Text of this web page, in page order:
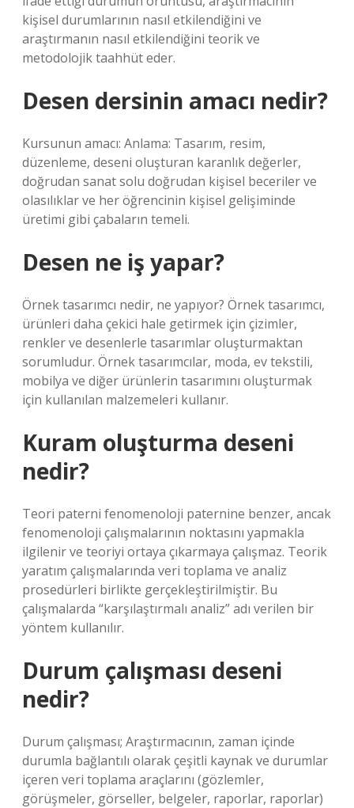
kişisel durumlarının nasıl etkilendiğini ve
araştırmanın nasıl etkilendiğini teorik ve
metodolojik taahhüt eder.
Desen dersinin amacı nedir?
Kursunun amacı: Anlama: Tasarım, resim,
düzenleme, deseni oluşturan karanlık değerler,
doğrudan sanat solu doğrudan kişisel beceriler ve
olasılıklar ve her öğrencinin kişisel gelişiminde
üretimi gibi çabaların temeli.
Desen ne iş yapar?
Örnek tasarımcı nedir, ne yapıyor? Örnek tasarımcı,
ürünleri daha çekici hale getirmek için çizimler,
renkler ve desenlerle tasarımlar oluşturmaktan
sorumludur. Örnek tasarımcılar, moda, ev tekstili,
mobilya ve diğer ürünlerin tasarımını oluşturmak
için kullanılan malzemeleri kullanır.
Kuram oluşturma deseni
nedir?
Teori paterni fenomenoloji paternine benzer, ancak
fenomenoloji çalışmalarının noktasını yapmakla
ilgilenir ve teoriyi ortaya çıkarmaya çalışmaz. Teorik
yaratım çalışmalarında veri toplama ve analiz
prosedürleri birlikte gerçekleştirilmiştir. Bu
çalışmalarda “karşılaştırmalı analiz” adı verilen bir
yöntem kullanılır.
Durum çalışması deseni
nedir?
Durum çalışması; Araştırmacının, zaman içinde
durumla bağlantılı olarak çeşitli kaynak ve durumlar
içeren veri toplama araçlarını (gözlemler,
görüşmeler, görseller, belgeler, raporlar, raporlar)